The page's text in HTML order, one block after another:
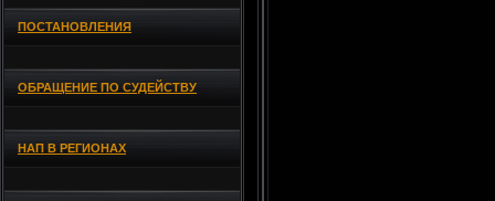
ПОСТАНОВЛЕНИЯ
ОБРАЩЕНИЕ ПО СУДЕЙСТВУ
НАП В РЕГИОНАХ